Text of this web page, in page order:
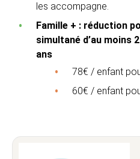
les accompagne.
Famille + : réduction
simultané d’au moins
ans
78€ / enfant
60€ / enfant